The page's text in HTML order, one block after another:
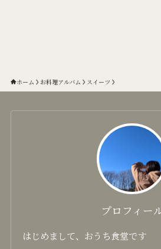
ホーム お料理アルバム スイーツ
プロフィー
はじめまして、おうち食堂です